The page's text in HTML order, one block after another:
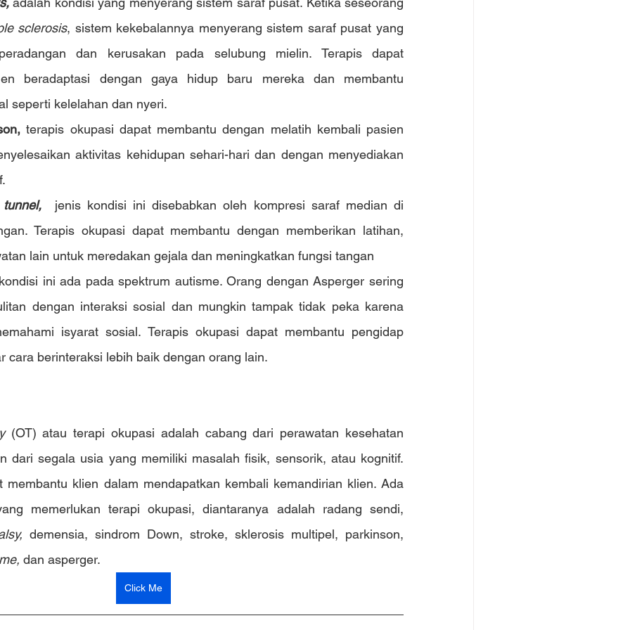
sclerosis, sistem kekebalannya menyerang sistem saraf pusat yang
dan kerusakan pada selubung mielin. Terapis dapat
beradaptasi dengan gaya hidup baru mereka dan membantu
seperti kelelahan dan nyeri.
terapis okupasi dapat membantu dengan melatih kembali pasien
aktivitas kehidupan sehari-hari dan dengan menyediakan
jenis kondisi ini disebabkan oleh kompresi saraf median di
Terapis okupasi dapat membantu dengan memberikan latihan,
lain untuk meredakan gejala dan meningkatkan fungsi tangan
ini ada pada spektrum autisme. Orang dengan Asperger sering
dengan interaksi sosial dan mungkin tampak tidak peka karena
isyarat sosial. Terapis okupasi dapat membantu pengidap
cara berinteraksi lebih baik dengan orang lain.
(OT) atau terapi okupasi adalah cabang dari perawatan kesehatan
dari segala usia yang memiliki masalah fisik, sensorik, atau kognitif.
membantu klien dalam mendapatkan kembali kemandirian klien. Ada
memerlukan terapi okupasi, diantaranya adalah radang sendi,
dan asperger.
Click Me